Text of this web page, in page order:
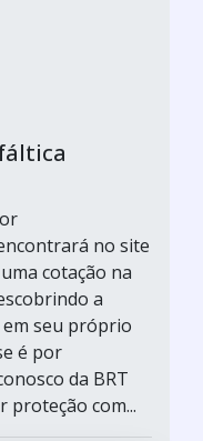
no site
cotação na
a
seu próprio
é por
da BRT
proteção com...